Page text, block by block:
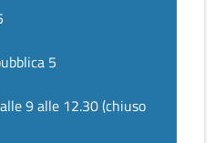
5
9 alle 12.30 (chiuso